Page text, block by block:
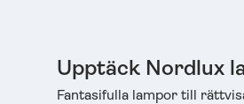
Upptäck Nordlux
Fantasifulla lampor till